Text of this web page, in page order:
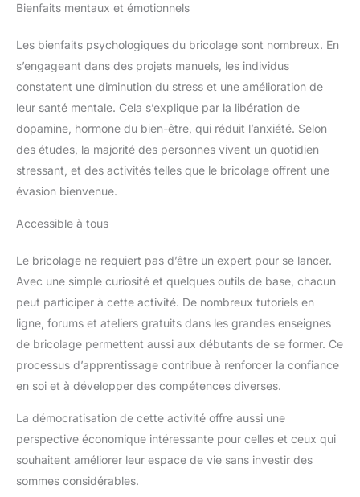
Bienfaits mentaux et émotionnels
Les bienfaits psychologiques du bricolage sont nombreux. En
s’engageant dans des projets manuels, les individus
constatent une diminution du stress et une amélioration de
leur santé mentale. Cela s’explique par la libération de
dopamine, hormone du bien-être, qui réduit l’anxiété. Selon
des études, la majorité des personnes vivent un quotidien
stressant, et des activités telles que le bricolage offrent une
évasion bienvenue.
Accessible à tous
Le bricolage ne requiert pas d’être un expert pour se lancer.
Avec une simple curiosité et quelques outils de base, chacun
peut participer à cette activité. De nombreux tutoriels en
ligne, forums et ateliers gratuits dans les grandes enseignes
de bricolage permettent aussi aux débutants de se former. Ce
processus d’apprentissage contribue à renforcer la confiance
en soi et à développer des compétences diverses.
La démocratisation de cette activité offre aussi une
perspective économique intéressante pour celles et ceux qui
souhaitent améliorer leur espace de vie sans investir des
sommes considérables.